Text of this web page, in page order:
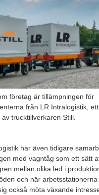
företag är tillämpningen för
från LR Intralogistik,
trucktillverkaren Still.
har även tidigare
med vagntåg som ett sätt
mellan olika led i
och när arbetsstationerna
också möta växande